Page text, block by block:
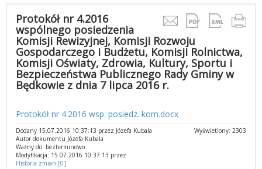
Protokół nr 4.2016
wspólnego posiedzenia
Komisji Rewizyjnej, Komisji Rozwoju
Gospodarczego i Budżetu, Komisji Rolnictwa,
Komisji Oświaty, Zdrowia, Kultury, Sportu i
Bezpieczeństwa Publicznego Rady Gminy w
Będkowie z dnia 7 lipca 2016 r.
Protokół nr 4.2016 wsp. posiedz. kom.docx
Wyświetlony: 2303
Dodany 15.07.2016 10:37:13 przez Józefa Kubala
Autor dokumentu Józefa Kubala
Ważny do: bezterminowo
Modyfikacja: 15.07.2016 10:37:13 przez
Historia zmian [0]